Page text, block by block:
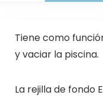
Tiene como
y vaciar la piscina.
La rejilla de fondo